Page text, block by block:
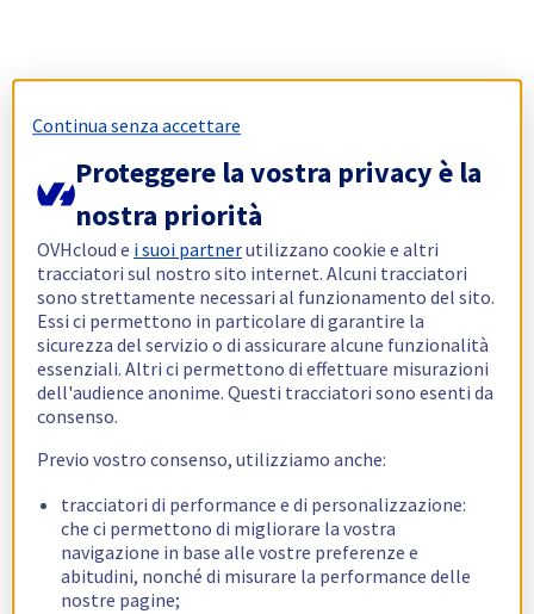
Continua senza accettare
Proteggere la vostra privacy è la
nostra priorità
OVHcloud e i suoi partnerutilizzano cookie e altri
tracciatori sul nostro sito internet. Alcuni tracciatori
sono strettamente necessari al funzionamento del sito.
Essi ci permettono in particolare di garantire la
sicurezza del servizio o di assicurare alcune funzionalità
essenziali. Altri ci permettono di effettuare misurazioni
dell'audience anonime. Questi tracciatori sono esenti da
consenso.
Previo vostro consenso, utilizziamo anche:
tracciatori di performance e di personalizzazione:
che ci permettono di migliorare la vostra
navigazione in base alle vostre preferenze e
abitudini, nonché di misurare la performance delle
nostre pagine;